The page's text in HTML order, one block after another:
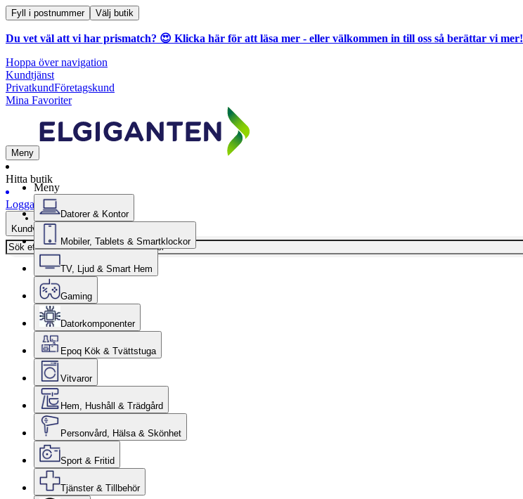
Fyll i postnummer Välj butik
Du vet väl att vi har prismatch? 😍 Klicka här för att läsa mer - eller välkommen in till oss så berättar vi mer!
Hoppa över navigation
Kundtjänst
PrivatkundFöretagskund
Mina Favoriter
Meny
Hitta butik
Logga in
Kundvagn
Meny
Datorer & Kontor
Mobiler, Tablets & Smartklockor
TV, Ljud & Smart Hem
Gaming
Datorkomponenter
Epoq Kök & Tvättstuga
Vitvaror
Hem, Hushåll & Trädgård
Personvård, Hälsa & Skönhet
Sport & Fritid
Tjänster & Tillbehör